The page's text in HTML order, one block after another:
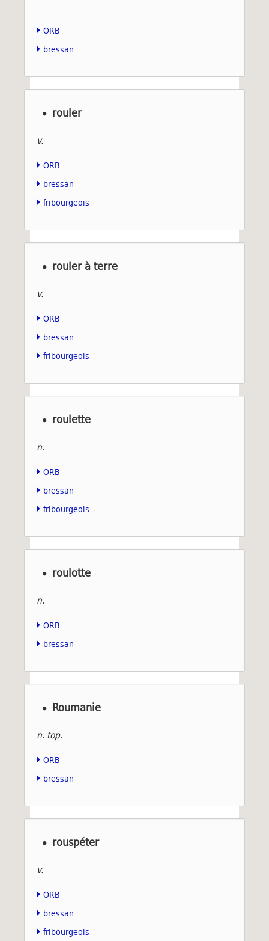
ORB
bressan
rouler
v.
ORB
bressan
fribourgeois
rouler à terre
v.
ORB
bressan
fribourgeois
roulette
n.
ORB
bressan
fribourgeois
roulotte
n.
ORB
bressan
Roumanie
n. top.
ORB
bressan
rouspéter
v.
ORB
bressan
fribourgeois